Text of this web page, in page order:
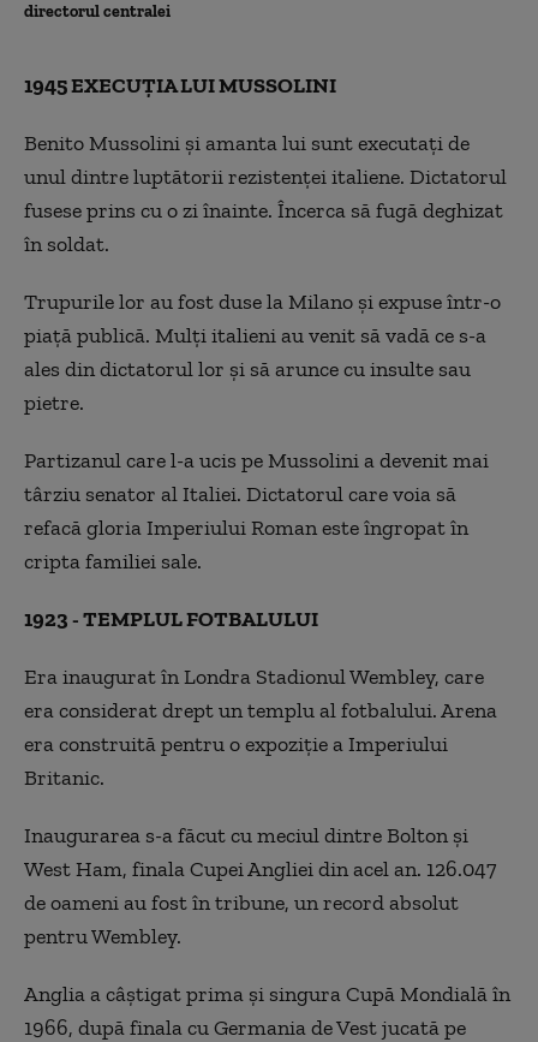
directorul centralei
1945 EXECUȚIA LUI MUSSOLINI
Benito Mussolini și amanta lui sunt executați de
unul dintre luptătorii rezistenței italiene. Dictatorul
fusese prins cu o zi înainte. Încerca să fugă deghizat
în soldat.
Trupurile lor au fost duse la Milano și expuse într-o
piață publică. Mulți italieni au venit să vadă ce s-a
ales din dictatorul lor și să arunce cu insulte sau
pietre.
Partizanul care l-a ucis pe Mussolini a devenit mai
târziu senator al Italiei. Dictatorul care voia să
refacă gloria Imperiului Roman este îngropat în
cripta familiei sale.
1923 - TEMPLUL FOTBALULUI
Era inaugurat în Londra Stadionul Wembley, care
era considerat drept un templu al fotbalului. Arena
era construită pentru o expoziție a Imperiului
Britanic.
Inaugurarea s-a făcut cu meciul dintre Bolton și
West Ham, finala Cupei Angliei din acel an. 126.047
de oameni au fost în tribune, un record absolut
pentru Wembley.
Anglia a câștigat prima și singura Cupă Mondială în
1966, după finala cu Germania de Vest jucată pe